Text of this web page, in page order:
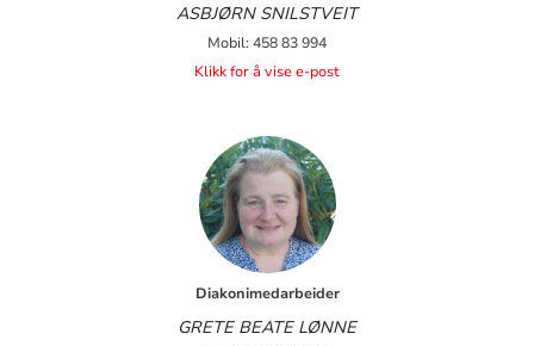
ASBJØRN SNILSTVEIT
Mobil: 458 83 994
Klikk for å vise e-post
Diakonimedarbeider
GRETE BEATE LØNNE